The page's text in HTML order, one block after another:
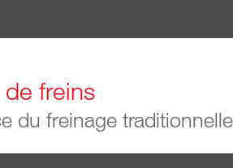
freins
du freinage traditionnelle